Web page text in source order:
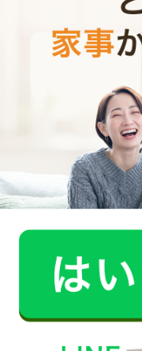
イン
お掃除
予約済サービス
ださい。
ログイン後、マイページ
《キャンセル》
ログイン後、マイページ
セルポリシー］